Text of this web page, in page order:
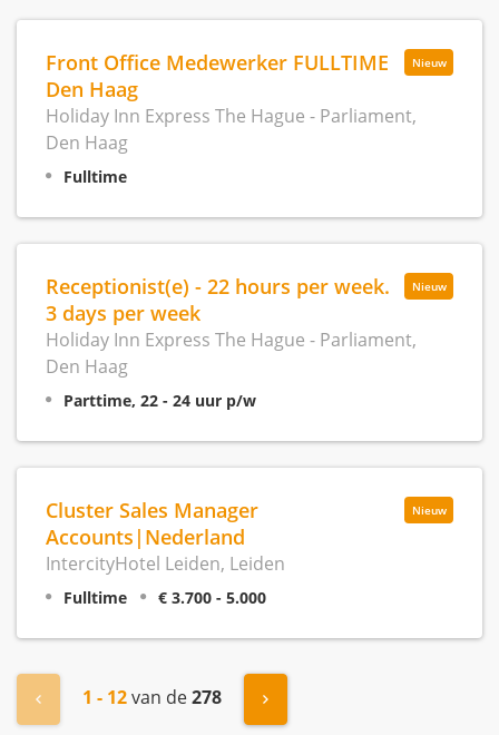
Nieuw
Front Office Medewerker FULLTIME
Den Haag
Holiday Inn Express The Hague - Parliament,
Den Haag
Fulltime
Nieuw
Receptionist(e) - 22 hours per week.
3 days per week
Holiday Inn Express The Hague - Parliament,
Den Haag
Parttime, 22 - 24 uur p/w
Nieuw
Cluster Sales Manager
Accounts|Nederland
IntercityHotel Leiden, Leiden
Fulltime € 3.700 - 5.000
« Vorige1 - 12van de278 Volgende »